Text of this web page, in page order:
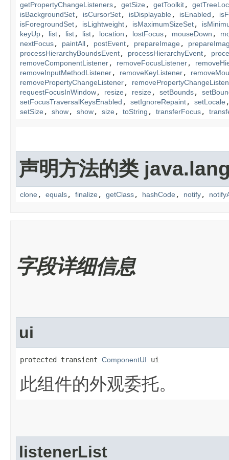
getPropertyChangeListeners, getSize , getToolkit,
isBackgroundSet, isCursorSet, isDisplayable , isEnabled ,
isForegroundSet, isLightweight, isMaximumSizeSet,
keyUp, list, list, list, location , lostFocus, mouseDown ,
nextFocus, paintAll, postEvent, prepareImage ,
processHierarchyBoundsEvent, processHierarchyEvent,
removeComponentListener, removeFocusListener,
removeInputMethodListener, removeKeyListener,
removePropertyChangeListener,
requestFocusInWindow, resize , resize , setBounds,
setFocusTraversalKeysEnabled , setIgnoreRepaint, setLocale
setSize , show, show, size , toString , transferFocus,
声明方法的类
clone , equals, finalize , getClass, hashCode , notify,
字段详细信息
ui
protected transient ComponentUI ui
此组件的外观委托。
listenerList